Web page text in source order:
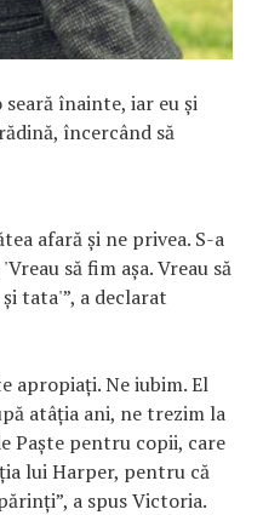
seară înainte, iar eu și
încercând să
afară și ne privea. S-a
să fim așa. Vreau să
tata'”, a declarat
apropiați. Ne iubim. El
atâția ani, ne trezim la
Paște pentru copii, care
lui Harper, pentru că
a spus Victoria.